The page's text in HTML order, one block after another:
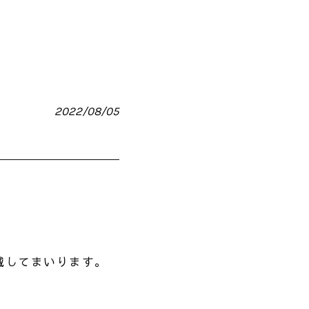
2022/08/05
てまいります。